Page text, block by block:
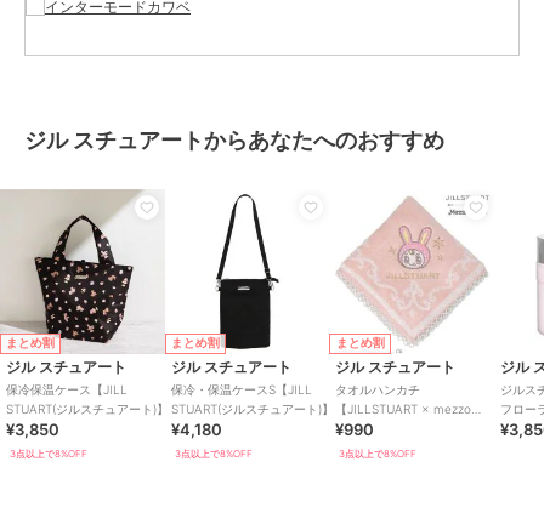
素材
表地 ポリエステル100％ 裏地 ポリ
原産国 中国
ジル スチュアートからあなたへのおすすめ
まとめ割
ジル スチュアート
保冷保温ケース【JILL
STUART(ジルスチュアート)】
¥3,850
3点以上で8%OFF
まとめ割
ジル スチュアート
保冷・保温ケースS【JILL
STUART(ジルスチュアート)】
¥4,180
3点以上で8%OFF
まとめ割
ジル スチュアート
タオルハンカチ
【JILLSTUART × mezzo
piano】
¥990
3点以上で8%OFF
ジル
ジルス
フロー
クレン